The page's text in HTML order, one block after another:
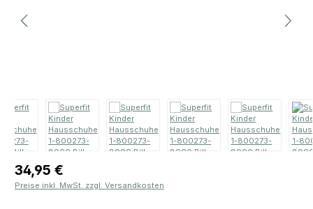
Regulärer Preis:
34,95 €
Preise inkl. MwSt. zzgl. Versandkosten